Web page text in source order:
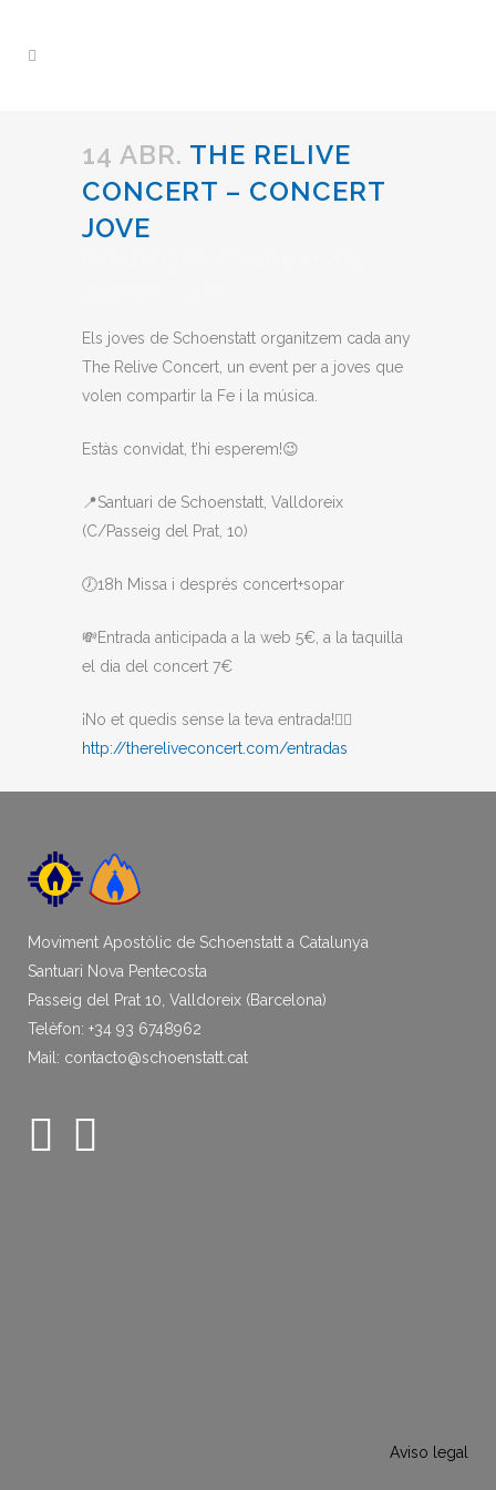
14 ABR. THE RELIVE
CONCERT – CONCERT
JOVE
Els joves de Schoenstatt organitzem cada any
The Relive Concert, un event per a joves que
volen compartir la Fe i la música.
Estàs convidat, t’hi esperem!😉
📍Santuari de Schoenstatt, Valldoreix
(C/Passeig del Prat, 10)
🕖18h Missa i després concert+sopar
💸Entrada anticipada a la web 5€, a la taquilla
el dia del concert 7€
¡No et quedis sense la teva entrada!👇🏻
http://thereliveconcert.com/entradas
Moviment Apostòlic de Schoenstatt a Catalunya
Santuari Nova Pentecosta
Passeig del Prat 10, Valldoreix (Barcelona)
Telèfon: +34 93 6748962
Mail: contacto@schoenstatt.cat
Aviso legal